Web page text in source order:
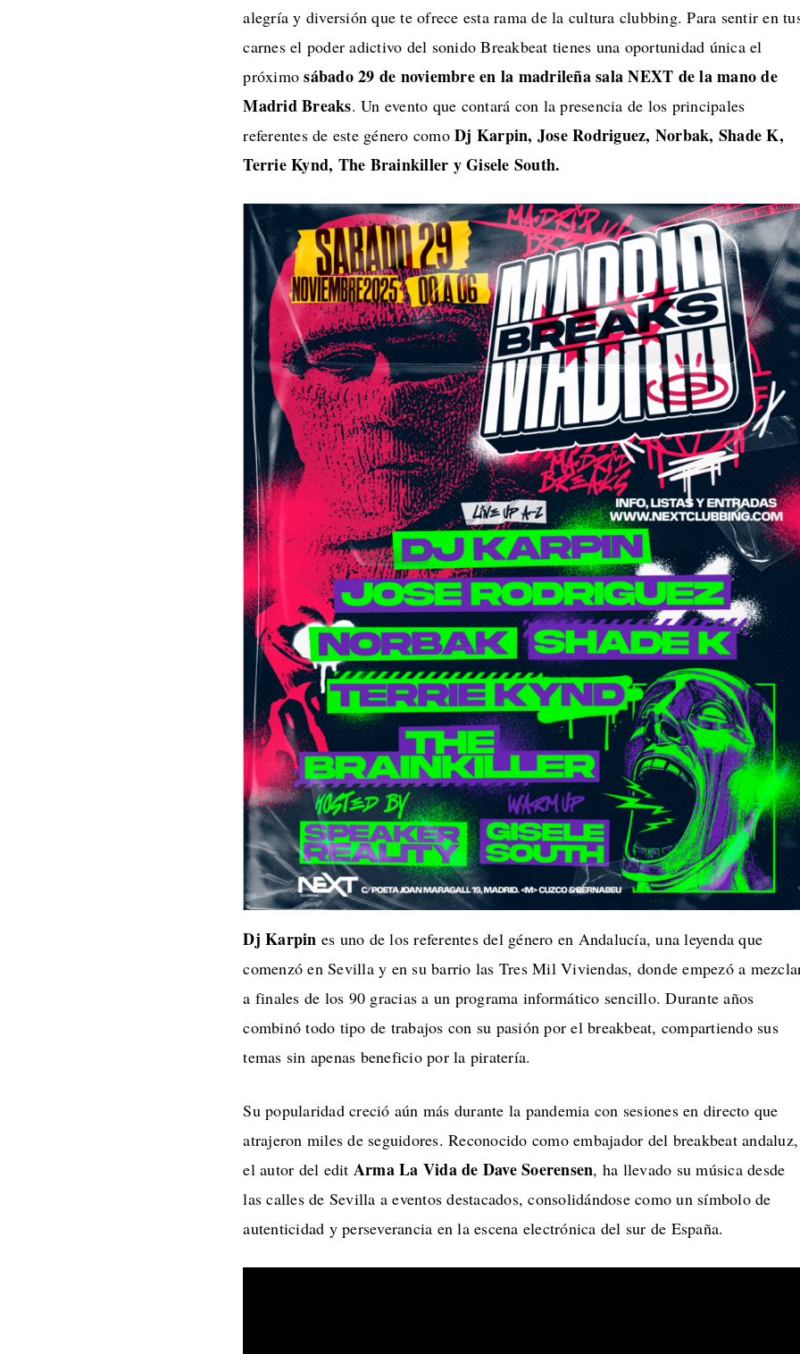
alegría y diversión que te ofrece esta rama de la cultura clubbing. Para sentir en
carnes el poder adictivo del sonido Breakbeat tienes una oportunidad única el
próximosábado 29 de noviembre en la madrileña sala NEXT de la mano de
Madrid Breaks. Un evento que contará con la presencia de los principales
referentes de este género comoDj Karpin, Jose Rodriguez, Norbak, Shade K,
Terrie Kynd, The Brainkiller y Gisele South.
Dj Karpin es uno de los referentes del género en Andalucía, una leyenda que
comenzó en Sevilla y en su barrio las Tres Mil Viviendas, donde empezó a
a finales de los 90 gracias a un programa informático sencillo. Durante años
combinó todo tipo de trabajos con su pasión por el breakbeat, compartiendo sus
temas sin apenas beneficio por la piratería.
Su popularidad creció aún más durante la pandemia con sesiones en directo que
atrajeron miles de seguidores. Reconocido como embajador del breakbeat andaluz,
el autor del edit Arma La Vida de Dave Soerensen, ha llevado su música desde
las calles de Sevilla a eventos destacados, consolidándose como un símbolo de
autenticidad y perseverancia en la escena electrónica del sur de España.